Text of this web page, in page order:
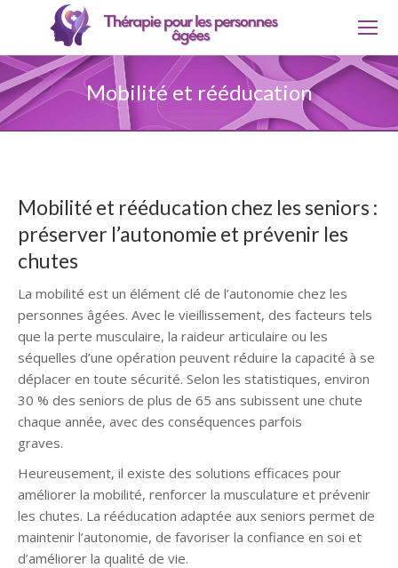
Mobilité et rééducation
Mobilité et rééducation chez les seniors :
préserver l’autonomie et prévenir les
chutes
La mobilité est un élément clé de l’autonomie chez les
personnes âgées. Avec le vieillissement, des facteurs tels
que la perte musculaire, la raideur articulaire ou les
séquelles d’une opération peuvent réduire la capacité à se
déplacer en toute sécurité. Selon les statistiques, environ
30 % des seniors de plus de 65 ans subissent une chute
chaque année, avec des conséquences parfois
graves.
Heureusement, il existe des solutions efficaces pour
améliorer la mobilité, renforcer la musculature et prévenir
les chutes. La rééducation adaptée aux seniors permet de
maintenir l’autonomie, de favoriser la confiance en soi et
d’améliorer la qualité de vie.